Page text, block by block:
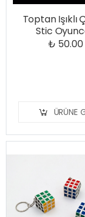
Toptan Işıklı
Stic
₺ 50.00
ÜRÜNE